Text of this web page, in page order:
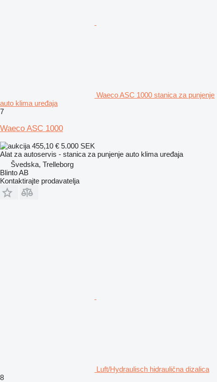
Waeco ASC 1000 stanica za punjenje
auto klima uređaja
7
Waeco ASC 1000
455,10 € 5.000 SEK
Alat za autoservis - stanica za punjenje auto klima uređaja
Švedska, Trelleborg
Blinto AB
Kontaktirajte prodavatelja
Luft/Hydraulisch hidraulična dizalica
8